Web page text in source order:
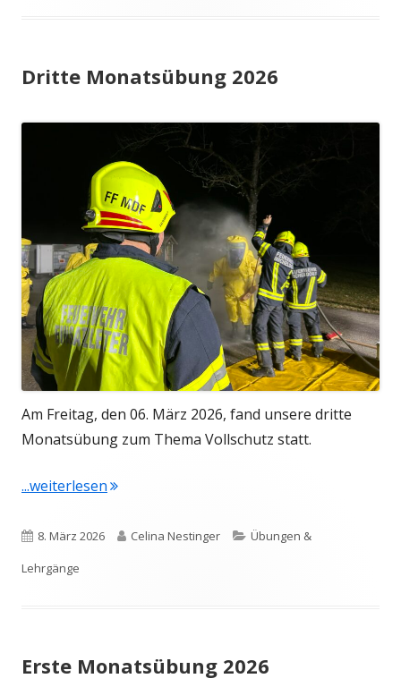
Dritte Monatsübung 2026
Am Freitag, den 06. März 2026, fand unsere dritte
Monatsübung zum Thema Vollschutz statt.
...weiterlesen"Dritte Monatsübung 2026"
Veröffentlicht
am
8. März 2026 Autor
Celina Nestinger Kategorien
Übungen &
Lehrgänge
Erste Monatsübung 2026